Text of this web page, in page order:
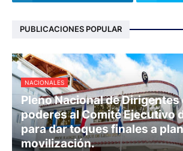
PUBLICACIONES POPULAR
NACIONALES
Pleno Nacional de
poderes al Comité Ejecutivo
para dar toques finales a
movilización.